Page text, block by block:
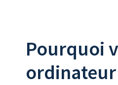
Pourquoi